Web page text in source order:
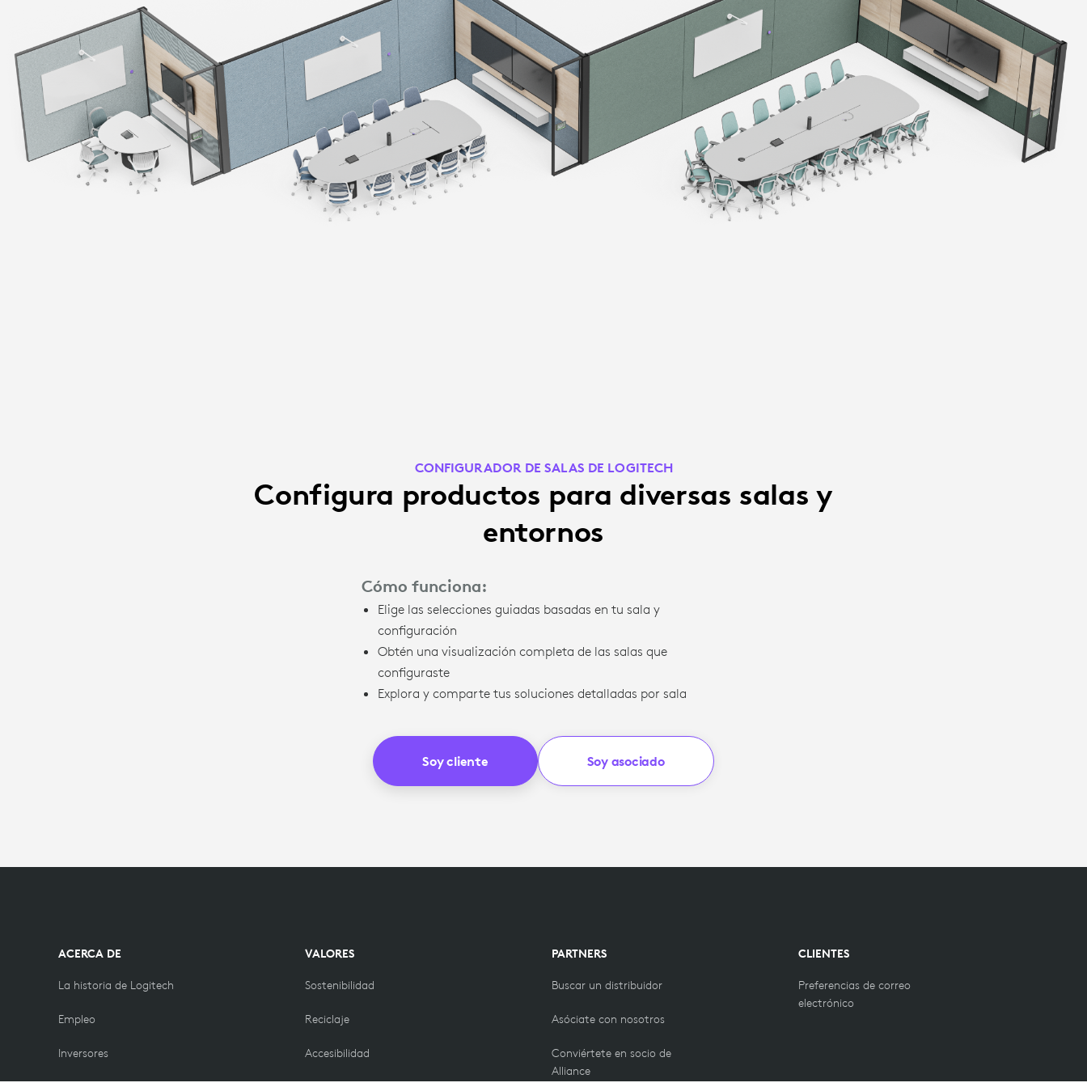
CONFIGURADOR DE SALAS DE LOGITECH
Configura productos para diversas salas y
entornos
Cómo funciona:
Elige las selecciones guiadas basadas en tu sala y
configuración
Obtén una visualización completa de las salas que
configuraste
Explora y comparte tus soluciones detalladas por sala
Soy cliente Soy asociado
ACERCA DE
La historia de Logitech
Empleo
Inversores
VALORES
Sostenibilidad
Reciclaje
Accesibilidad
PARTNERS
Buscar un distribuidor
Asóciate con nosotros
Conviértete en socio de
Alliance
CLIENTES
Preferencias de correo
electrónico